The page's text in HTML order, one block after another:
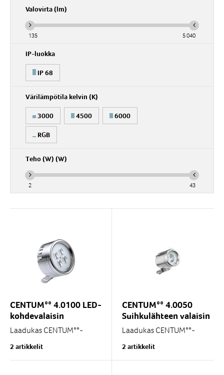
Valovirta (lm)
135 5 040
IP-luokka
IP 68
Värilämpötila kelvin (K)
3000 4500 6000
RGB
Teho (W) (W)
2 43
CENTUM°° 4.0100 LED-
kohdevalaisin
Laadukas CENTUM°°-
valaisin mm.
keskikokoisten ja suurten
2 artikkelit
CENTUM°° 4.0050
Suihkulähteen valaisin
Laadukas CENTUM°°-
valaisin mm. pienten ja
keskikokoisten
2 artikkelit